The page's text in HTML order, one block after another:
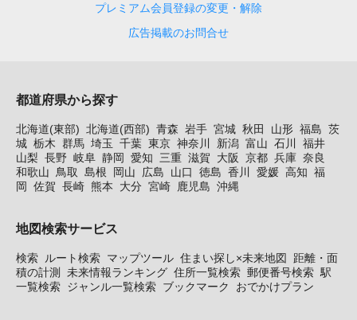
プレミアム会員登録の変更・解除
広告掲載のお問合せ
都道府県から探す
北海道(東部) 北海道(西部) 青森 岩手 宮城 秋田 山形 福島 茨
城 栃木 群馬 埼玉 千葉 東京 神奈川 新潟 富山 石川
福井
山梨 長野 岐阜 静岡 愛知 三重 滋賀 大阪 京都 兵庫 奈良
和歌山 鳥取 島根 岡山 広島 山口 徳島 香川 愛媛 高知 福
岡
佐賀 長崎 熊本 大分 宮崎 鹿児島 沖縄
地図検索サービス
検索 ルート検索 マップツール 住まい探し×未来地図
距離・面
積の計測
未来情報ランキング 住所一覧検索 郵便番号検索 駅
一覧検索 ジャンル一覧検索 ブックマーク おでかけプラン